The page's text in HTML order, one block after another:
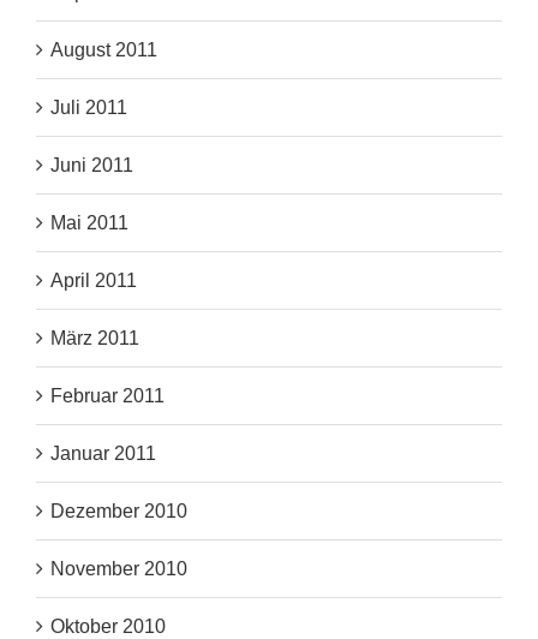
August 2011
Juli 2011
Juni 2011
Mai 2011
April 2011
März 2011
Februar 2011
Januar 2011
Dezember 2010
November 2010
Oktober 2010